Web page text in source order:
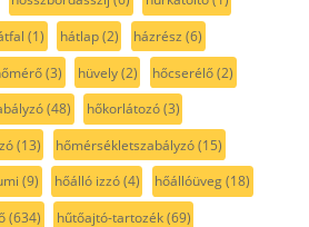
(1) hátlap(2) házrész (6)
(3) hüvely(2) hőcserélő(2)
(48) hőkorlátozó(3)
(13) hőmérsékletszabályzó(15)
(9) hőálló izzó(4) hőállóüveg(18)
(634) hűtőajtó-tartozék(69)